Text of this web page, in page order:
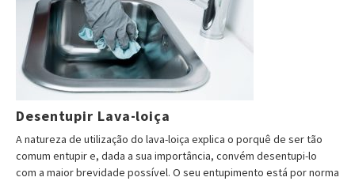
Desentupir Lava-loiça
A natureza de utilização do lava-loiça explica o porquê de ser tão
comum entupir e, dada a sua importância, convém desentupi-lo
com a maior brevidade possível. O seu entupimento está por norma